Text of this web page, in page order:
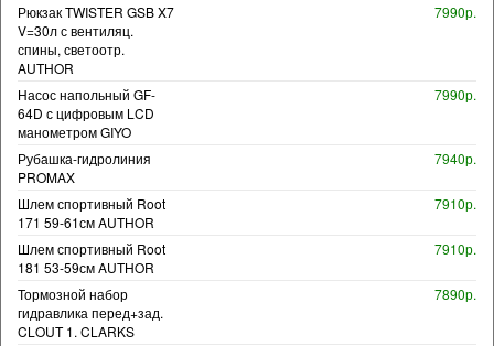
Рюкзак TWISTER GSB X7
V=30л с вентиляц.
спины, светоотр.
AUTHOR
7990р.
Насос напольный GF-
64D с цифровым LCD
манометром GIYO
7990р.
Рубашка-гидролиния
PROMAX
7940р.
Шлем спортивный Root
171 59-61см AUTHOR
7910р.
Шлем спортивный Root
181 53-59см AUTHOR
7910р.
Тормозной набор
гидравлика перед+зад.
CLOUT 1. CLARKS
7890р.